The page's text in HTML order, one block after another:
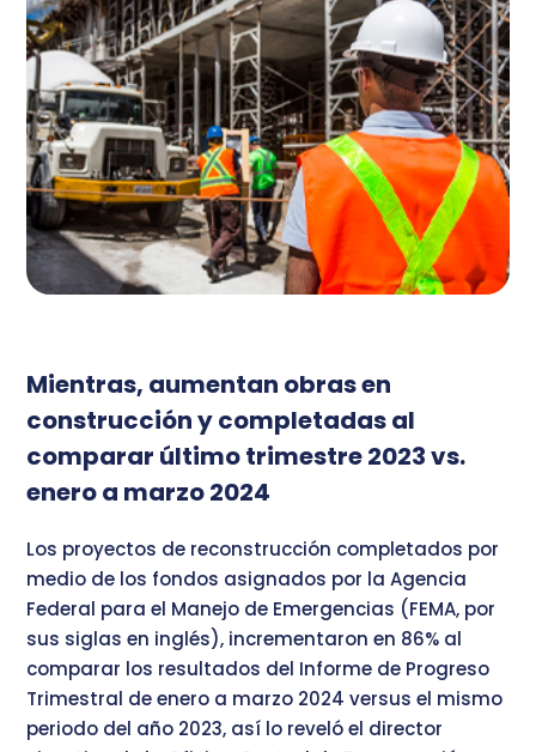
Mientras, aumentan obras en
construcción y completadas al
comparar último trimestre 2023 vs.
enero a marzo 2024
Los proyectos de reconstrucción completados por
medio de los fondos asignados por la Agencia
Federal para el Manejo de Emergencias (FEMA, por
sus siglas en inglés), incrementaron en 86% al
comparar los resultados del Informe de Progreso
Trimestral de enero a marzo 2024 versus el mismo
periodo del año 2023, así lo reveló el director